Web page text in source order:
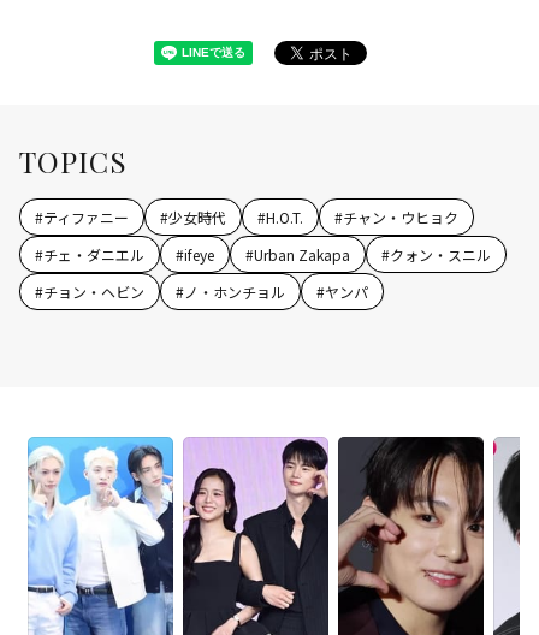
TOPICS
#ティファニー #少女時代 #H.O.T. #チャン・ウヒョク
#チェ・ダニエル #ifeye #Urban Zakapa #クォン・スニル
#チョン・ヘビン #ノ・ホンチョル #ヤンパ